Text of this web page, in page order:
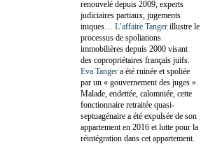
renouvelé depuis 2009, experts
judiciaires partiaux, jugements
iniques… L’affaire Tanger illustre le
processus de spoliations
immobilières depuis 2000 visant
des copropriétaires français juifs.
Eva Tanger a été ruinée et spoliée
par un « gouvernement des juges ».
Malade, endettée, calomniée, cette
fonctionnaire retraitée quasi-
septuagénaire a été expulsée de son
appartement en 2016 et lutte pour la
réintégration dans cet appartement.